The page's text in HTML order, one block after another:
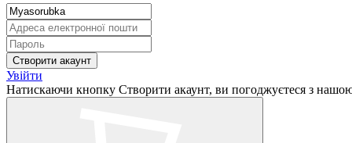
Увійти
Натискаючи кнопку Створити акаунт, ви погоджуєтеся з